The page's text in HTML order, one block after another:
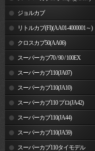
ジョルカブ
リトルカブ(FI)(AA01-4000001～)
クロスカブ50(AA06)
スーパーカブ70 / 90 / 100EX
スーパーカブ110(JA07)
スーパーカブ110(JA10)
スーパーカブ110 プロ(JA42)
スーパーカブ110(JA44)
スーパーカブ110(JA59)
スーパーカブ110タイモデル